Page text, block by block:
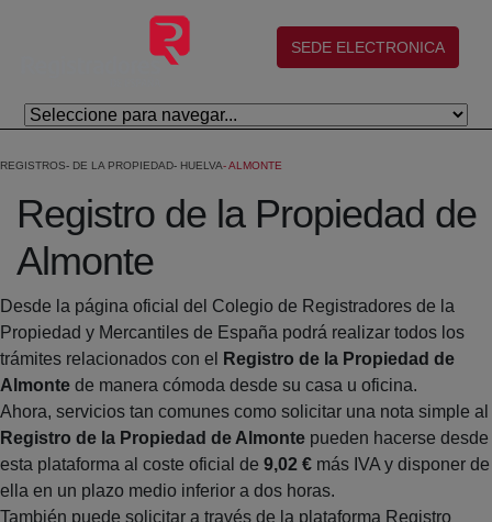
Eduki nagusira joan
(abre en nueva ventana)
SEDE ELECTRONICA
REGISTROS DE LA PROPIEDAD HUELVA ALMONTE
Registro de la Propiedad de
Almonte
Desde la página oficial del Colegio de Registradores de la
Propiedad y Mercantiles de España podrá realizar todos los
trámites relacionados con el
Registro de la Propiedad de
Almonte de manera cómoda desde su casa u oficina.
Ahora, servicios tan comunes como solicitar una nota simple al
Registro de la Propiedad de Almonte pueden hacerse desde
esta plataforma al coste oficial de 9,02 € más IVA y disponer de
ella en un plazo medio inferior a dos horas.
También puede solicitar a través de la plataforma Registro